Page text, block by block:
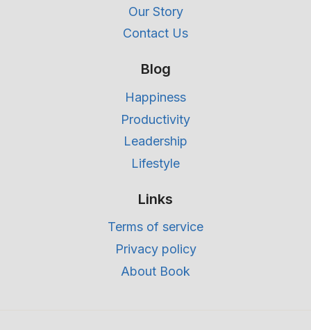
Our Story
Contact Us
Blog
Happiness
Productivity
Leadership
Lifestyle
Links
Terms of service
Privacy policy
About Book